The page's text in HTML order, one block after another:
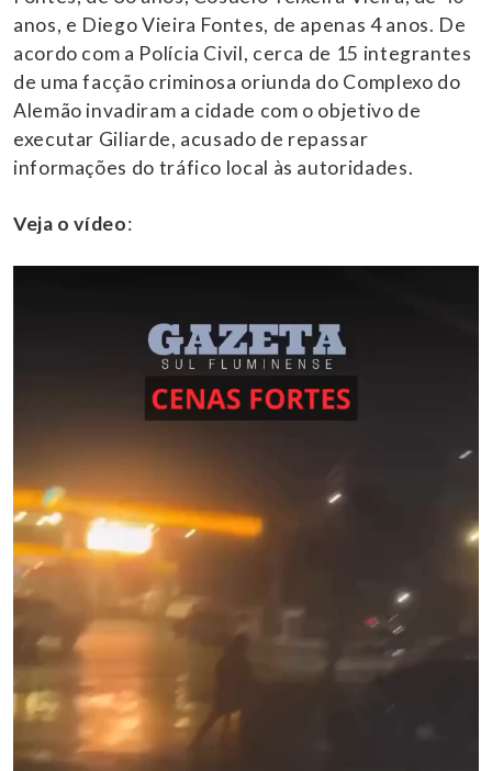
anos, e Diego Vieira Fontes, de apenas 4 anos. De
acordo com a Polícia Civil, cerca de 15 integrantes
de uma facção criminosa oriunda do Complexo do
Alemão invadiram a cidade com o objetivo de
executar Giliarde, acusado de repassar
informações do tráfico local às autoridades.
Veja o vídeo: